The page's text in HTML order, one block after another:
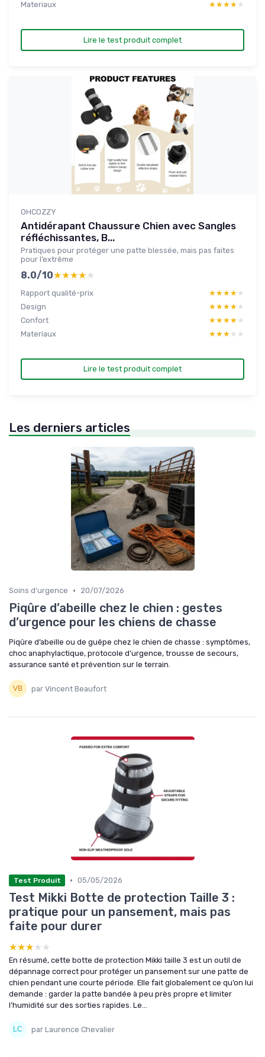
Materiaux ★★★★★
★★★★★
Lire le test produit complet
OHCOZZY
Antidérapant Chaussure Chien avec Sangles
réfléchissantes, B...
Pratiques pour protéger une patte blessée, mais pas faites
pour l’extrême
8.0/10★★★★★
★★★★★
Rapport qualité-prix ★★★★★
★★★★★
Design
★★★★★
★★★★★
Confort
★★★★★
★★★★★
Materiaux
★★★★★
★★★★★
Lire le test produit complet
Les derniers articles
Soins d'urgence • 20/07/2026
Piqûre d’abeille chez le chien : gestes
d’urgence pour les chiens de chasse
Piqûre d’abeille ou de guêpe chez le chien de chasse : symptômes,
choc anaphylactique, protocole d’urgence, trousse de secours,
assurance santé et prévention sur le terrain.
par Vincent Beaufort
Test Produit • 05/05/2026
Test Mikki Botte de protection Taille 3 :
pratique pour un pansement, mais pas
faite pour durer
★★★★★
★★★★★
En résumé, cette botte de protection Mikki taille 3 est un outil de
dépannage correct pour protéger un pansement sur une patte de
chien pendant une courte période. Elle fait globalement ce qu’on lui
demande : garder la patte bandée à peu près propre et limiter
l’humidité sur des sorties rapides. Le...
par Laurence Chevalier